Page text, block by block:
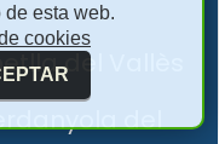
del Vallès
del
esta web.
cookies